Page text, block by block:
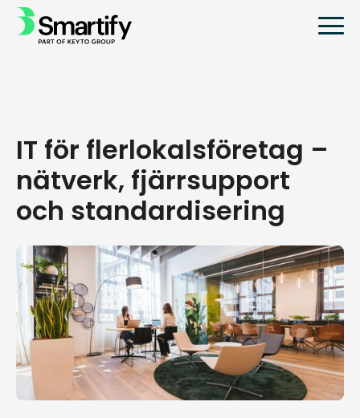
IT för flerlokalsföretag –
nätverk, fjärrsupport
och standardisering